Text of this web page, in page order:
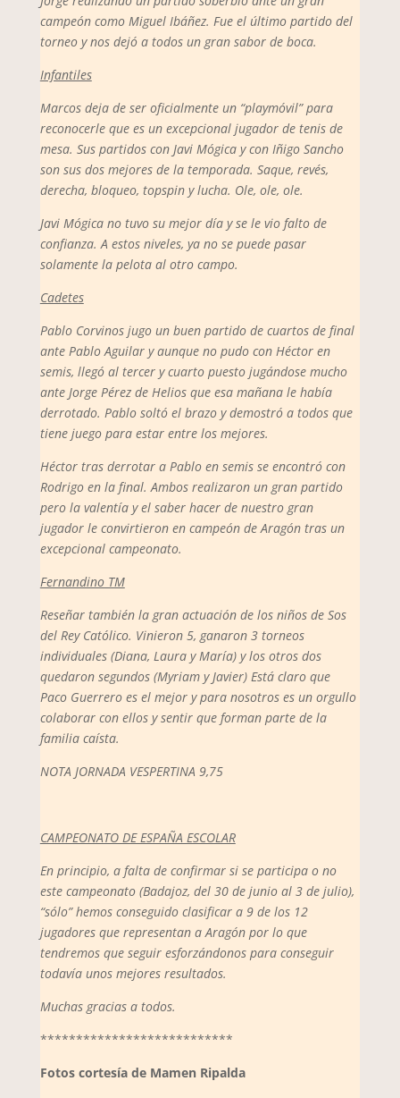
campeón como Miguel Ibáñez. Fue el último partido del
torneo y nos dejó a todos un gran sabor de boca.
Infantiles
Marcos deja de ser oficialmente un “playmóvil” para
reconocerle que es un excepcional jugador de tenis de
mesa. Sus partidos con Javi Mógica y con Iñigo Sancho
son sus dos mejores de la temporada. Saque, revés,
derecha, bloqueo, topspin y lucha. Ole, ole, ole.
Javi Mógica no tuvo su mejor día y se le vio falto de
confianza. A estos niveles, ya no se puede pasar
solamente la pelota al otro campo.
Cadetes
Pablo Corvinos jugo un buen partido de cuartos de final
ante Pablo Aguilar y aunque no pudo con Héctor en
semis, llegó al tercer y cuarto puesto jugándose mucho
ante Jorge Pérez de Helios que esa mañana le había
derrotado. Pablo soltó el brazo y demostró a todos que
tiene juego para estar entre los mejores.
Héctor tras derrotar a Pablo en semis se encontró con
Rodrigo en la final. Ambos realizaron un gran partido
pero la valentía y el saber hacer de nuestro gran
jugador le convirtieron en campeón de Aragón tras un
excepcional campeonato.
Fernandino TM
Reseñar también la gran actuación de los niños de Sos
del Rey Católico. Vinieron 5, ganaron 3 torneos
individuales (Diana, Laura y María) y los otros dos
quedaron segundos (Myriam y Javier) Está claro que
Paco Guerrero es el mejor y para nosotros es un orgullo
colaborar con ellos y sentir que forman parte de la
familia caísta.
NOTA JORNADA VESPERTINA 9,75
CAMPEONATO DE ESPAÑA ESCOLAR
En principio, a falta de confirmar si se participa o no
este campeonato (Badajoz, del 30 de junio al 3 de julio),
“sólo” hemos conseguido clasificar a 9 de los 12
jugadores que representan a Aragón por lo que
tendremos que seguir esforzándonos para conseguir
todavía unos mejores resultados.
Muchas gracias a todos.
***************************
Fotos cortesía de Mamen Ripalda